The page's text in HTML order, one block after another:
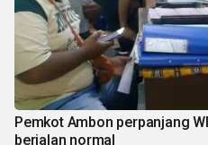
Pemkot Ambon perpanjang
berjalan normal